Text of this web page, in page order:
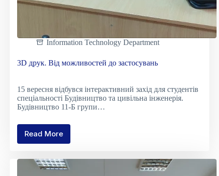
Information Technology Department
3D друк. Від можливостей до застосувань
15 вересня відбувся інтерактивний захід для студентів
спеціальності Будівництво та цивільна інженерія.
Будівництво 11-Б групи…
Read More
3D
можливостей